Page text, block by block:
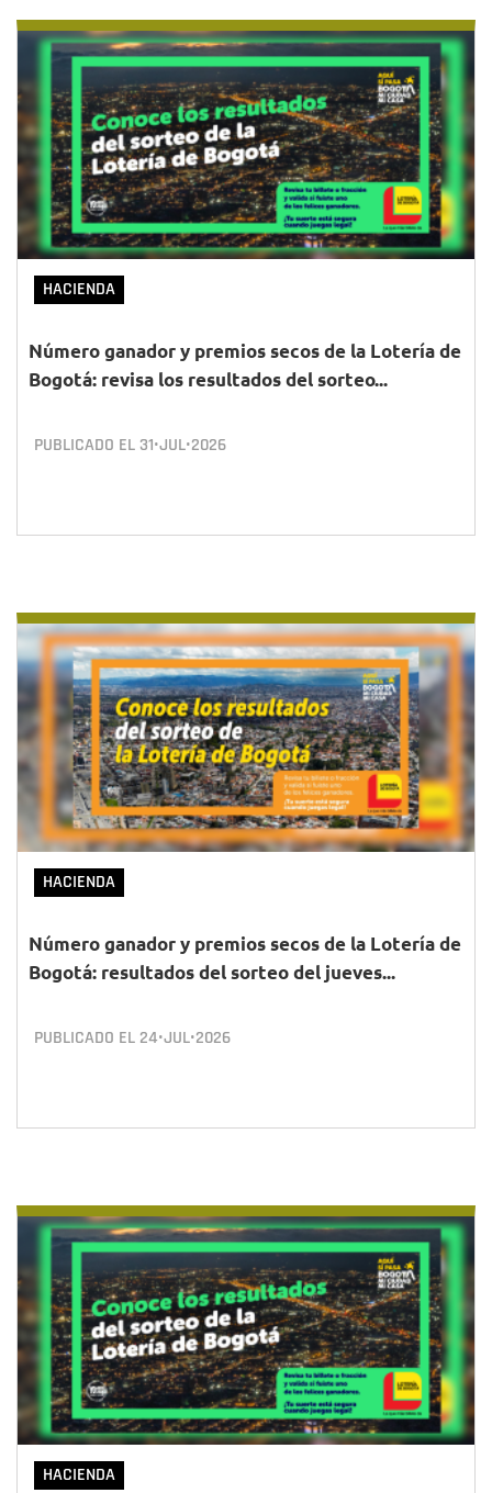
HACIENDA
Número ganador y premios secos de la Lotería de
Bogotá: revisa los resultados del sorteo...
PUBLICADO EL 31•JUL•2026
HACIENDA
Número ganador y premios secos de la Lotería de
Bogotá: resultados del sorteo del jueves...
PUBLICADO EL 24•JUL•2026
HACIENDA